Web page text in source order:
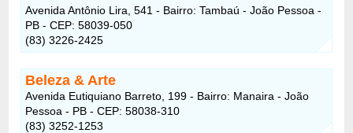
Avenida Antônio Lira, 541 - Bairro: Tambaú - João Pessoa -
PB - CEP: 58039-050
(83) 3226-2425
Beleza & Arte
Avenida Eutiquiano Barreto, 199 - Bairro: Manaira - João
Pessoa - PB - CEP: 58038-310
(83) 3252-1253